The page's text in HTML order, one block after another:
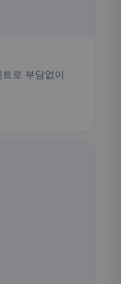
로 부담없이